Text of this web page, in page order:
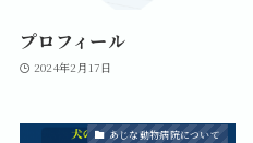
プロフィール
2024年2月17日
あじな動物病院について